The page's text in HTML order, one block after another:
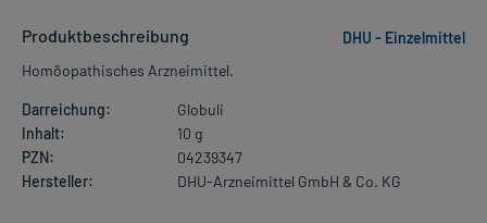
Produktbeschreibung
DHU - Einzelmittel
Homöopathisches Arzneimittel.
Darreichung:
Globuli
Inhalt:
10 g
PZN:
04239347
Hersteller:
DHU-Arzneimittel GmbH & Co. KG